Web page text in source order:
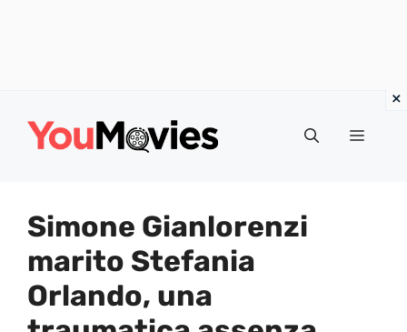
Menu
Simone Gianlorenzi
marito Stefania
Orlando, una